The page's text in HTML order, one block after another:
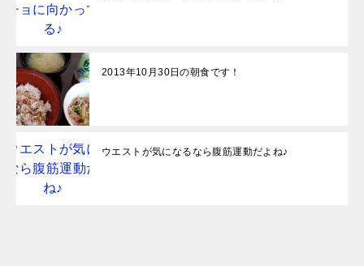
2013年10月30日の朝食です！
ウエストが気になるなら腹筋運動だよね♪